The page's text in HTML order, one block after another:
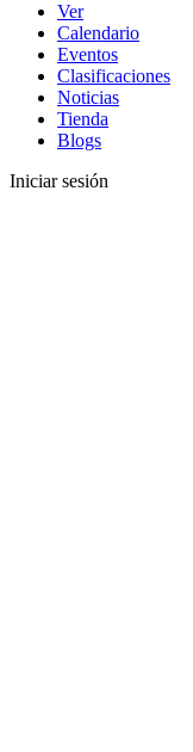
Ver
Calendario
Eventos
Clasificaciones
Noticias
Tienda
Blogs
Iniciar sesión